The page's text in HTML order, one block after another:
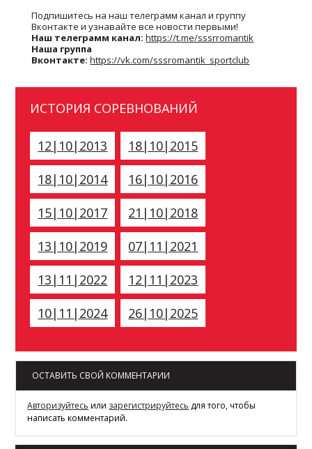
Подпишитесь на наш телеграмм канал и группу
Вконтакте и узнавайте все новости первыми!
Наш телеграмм канал: https://t.me/sssrromantik
Наша группа
Вконтакте: https://vk.com/sssromantik_sportclub
ИСТОРИЯ СОРЕВНОВАНИЙ
12|10|2013
18|10|2015
18|10|2014
16|10|2016
15|10|2017
21|10|2018
13|10|2019
07|11|2021
13|11|2022
12|11|2023
10|11|2024
26|10|2025
ОСТАВИТЬ СВОЙ КОММЕНТАРИИ
Авторизуйтесь или зарегистрируйтесь для того, чтобы
написать комментарий.